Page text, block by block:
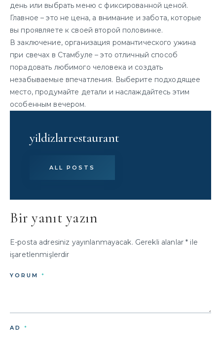
день или выбрать меню с фиксированной ценой.
Главное – это не цена, а внимание и забота, которые
вы проявляете к своей второй половинке.
В заключение, организация романтического ужина
при свечах в Стамбуле – это отличный способ
порадовать любимого человека и создать
незабываемые впечатления. Выберите подходящее
место, продумайте детали и наслаждайтесь этим
особенным вечером.
yildizlarrestaurant
ALL POSTS
Bir yanıt yazın
E-posta adresiniz yayınlanmayacak. Gerekli alanlar* ile
işaretlenmişlerdir
YORUM *
AD *